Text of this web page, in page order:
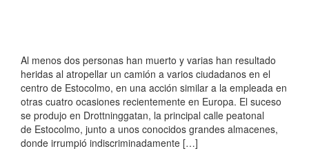
Al menos dos personas han muerto y varias han resultado
heridas al atropellar un camión a varios ciudadanos en el
centro de Estocolmo, en una acción similar a la empleada en
otras cuatro ocasiones recientemente en Europa. El suceso
se produjo en Drottninggatan, la principal calle peatonal
de Estocolmo, junto a unos conocidos grandes almacenes,
donde irrumpió indiscriminadamente […]